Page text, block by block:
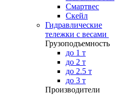
Смартвес
Скейл
Гидравлические
тележки с весами
Грузоподъемность
до 1 т
до 2 т
до 2.5 т
до 3 т
Производители